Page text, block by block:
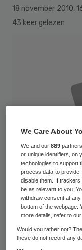
18 november 2010,
43 keer gelezen
De medisch
opgelegd. De
We Care About
We and our889
or unique identifiers, on
technologies to support
process data to
disable them. If
be as relevant to you.
withdraw consent at
bottom of the webpage.
more details, refer to
Would you rather not?
these do not record any